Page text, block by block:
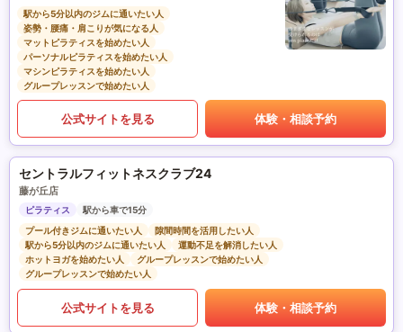
駅から5分以内のジムに通いたい人
姿勢・腰痛・肩こりが気になる人
マットピラティスを始めたい人
パーソナルピラティスを始めたい人
マシンピラティスを始めたい人
グループレッスンで始めたい人
公式サイトを見る 体験・相談予約
セントラルフィットネスクラブ24
藤が丘店
ピラティス
駅から車で15分
プール付きジムに通いたい人
隙間時間を活用したい人
駅から5分以内のジムに通いたい人
運動不足を解消したい人
ホットヨガを始めたい人
グループレッスンで始めたい人
グループレッスンで始めたい人
公式サイトを見る 体験・相談予約